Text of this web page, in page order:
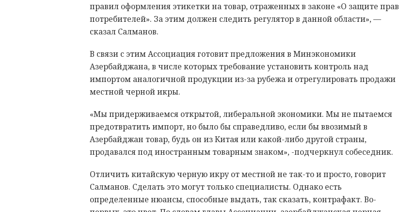
правил оформления этикетки на товар, отраженных в законе «О защите прав
потребителей». За этим должен следить регулятор в данной области», —
сказал Салманов.
В связи с этим Ассоциация готовит предложения в Минэкономики
Азербайджана, в числе которых требование установить контроль над
импортом аналогичной продукции из-за рубежа и отрегулировать продажи
местной черной икры.
«Мы придерживаемся открытой, либеральной экономики. Мы не пытаемся
предотвратить импорт, но было бы справедливо, если бы ввозимый в
Азербайджан товар, будь он из Китая или какой-либо другой страны,
продавался под иностранным товарным знаком», -подчеркнул собеседник.
Отличить китайскую черную икру от местной не так-то и просто, говорит
Салманов. Сделать это могут только специалисты. Однако есть
определенные нюансы, способные выдать, так сказать, контрафакт. Во-